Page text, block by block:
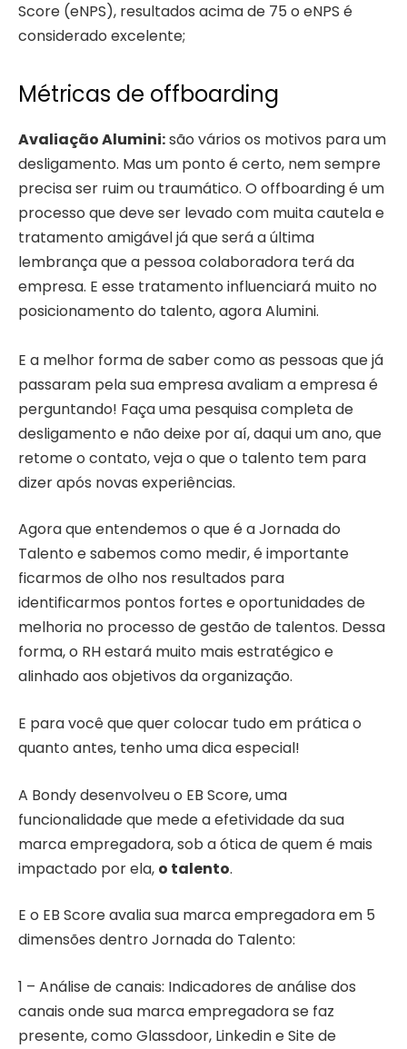
Score (eNPS), resultados acima de 75 o eNPS é
considerado excelente;
Métricas de offboarding
Avaliação Alumini:são vários os motivos para um
desligamento. Mas um ponto é certo, nem sempre
precisa ser ruim ou traumático. O offboarding é um
processo que deve ser levado com muita cautela e
tratamento amigável já que será a última
lembrança que a pessoa colaboradora terá da
empresa. E esse tratamento influenciará muito no
posicionamento do talento, agora Alumini.
E a melhor forma de saber como as pessoas que já
passaram pela sua empresa avaliam a empresa é
perguntando! Faça uma pesquisa completa de
desligamento e não deixe por aí, daqui um ano, que
retome o contato, veja o que o talento tem para
dizer após novas experiências.
Agora que entendemos o que é a Jornada do
Talento e sabemos como medir, é importante
ficarmos de olho nos resultados para
identificarmos pontos fortes e oportunidades de
melhoria no processo de gestão de talentos. Dessa
forma, o RH estará muito mais estratégico e
alinhado aos objetivos da organização.
E para você que quer colocar tudo em prática o
quanto antes, tenho uma dica especial!
A Bondy desenvolveu o EB Score, uma
funcionalidade que mede a efetividade da sua
marca empregadora, sob a ótica de quem é mais
impactado por ela, o talento.
E o EB Score avalia sua marca empregadora em 5
dimensões dentro Jornada do Talento:
1 – Análise de canais: Indicadores de análise dos
canais onde sua marca empregadora se faz
presente, como Glassdoor, Linkedin e Site de